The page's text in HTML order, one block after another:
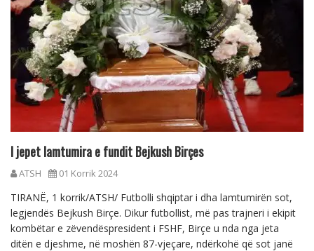
I jepet lamtumira e fundit Bejkush Birçes
ATSH 01 Korrik 2024
TIRANË, 1 korrik/ATSH/ Futbolli shqiptar i dha lamtumirën sot,
legjendës Bejkush Birçe. Dikur futbollist, më pas trajneri i ekipit
kombëtar e zëvendëspresident i FSHF, Birçe u nda nga jeta
ditën e djeshme, në moshën 87-vjeçare, ndërkohë që sot janë